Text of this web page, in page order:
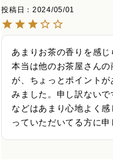
投稿日 2024/05/01
あまりお茶の香りを感じ
本当は他のお茶屋さん
が、ちょっとポイント
みました。申し訳ない
などはあまり心地よく
っていただいてる方に